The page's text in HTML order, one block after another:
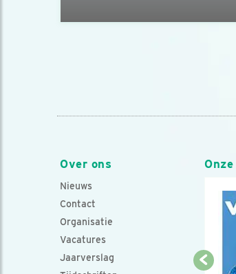
Over ons
Nieuws
Contact
Organisatie
Vacatures
Jaarverslag